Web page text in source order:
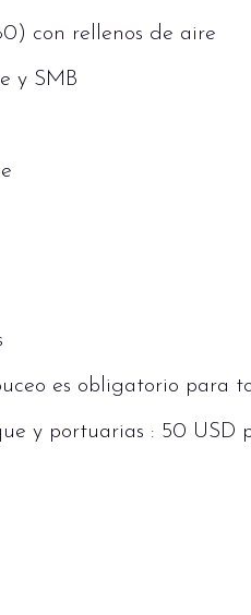
con rellenos de aire
y SMB
es obligatorio para
y portuarias : 50